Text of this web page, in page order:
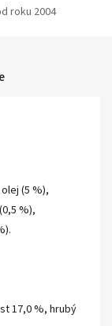
roku 2004
(5 %),
%),
17,0 %, hrubý